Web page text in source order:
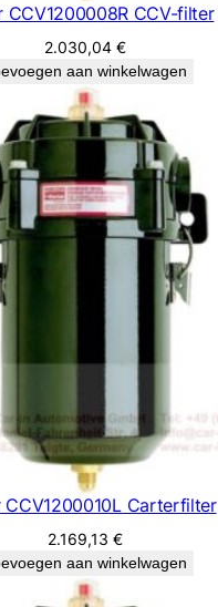
CCV1200008R CCV-filter
2.030,04 €
aan winkelwagen
CCV1200010L Carterfilter
2.169,13 €
aan winkelwagen